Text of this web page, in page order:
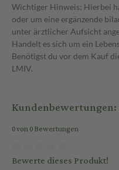
Wichtiger Hinweis: Hierbei
oder um eine ergänzende
unter ärztlicher Aufsicht
Handelt es sich um ein
Benötigst du vor dem Kauf
LMIV.
0 von 0 Bewertungen
Bewerte dieses Produkt!